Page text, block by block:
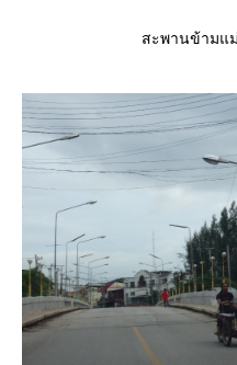
สะพานข้ามแ